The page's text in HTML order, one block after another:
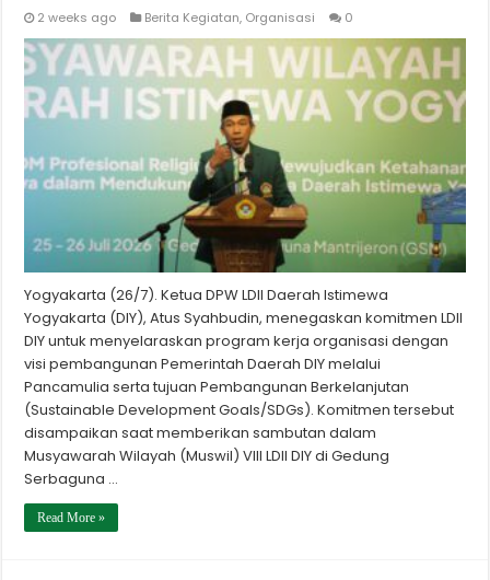
2 weeks ago Berita Kegiatan, Organisasi 0
Yogyakarta (26/7). Ketua DPW LDII Daerah Istimewa
Yogyakarta (DIY), Atus Syahbudin, menegaskan komitmen LDII
DIY untuk menyelaraskan program kerja organisasi dengan
visi pembangunan Pemerintah Daerah DIY melalui
Pancamulia serta tujuan Pembangunan Berkelanjutan
(Sustainable Development Goals/SDGs). Komitmen tersebut
disampaikan saat memberikan sambutan dalam
Musyawarah Wilayah (Muswil) VIII LDII DIY di Gedung
Serbaguna …
Read More »